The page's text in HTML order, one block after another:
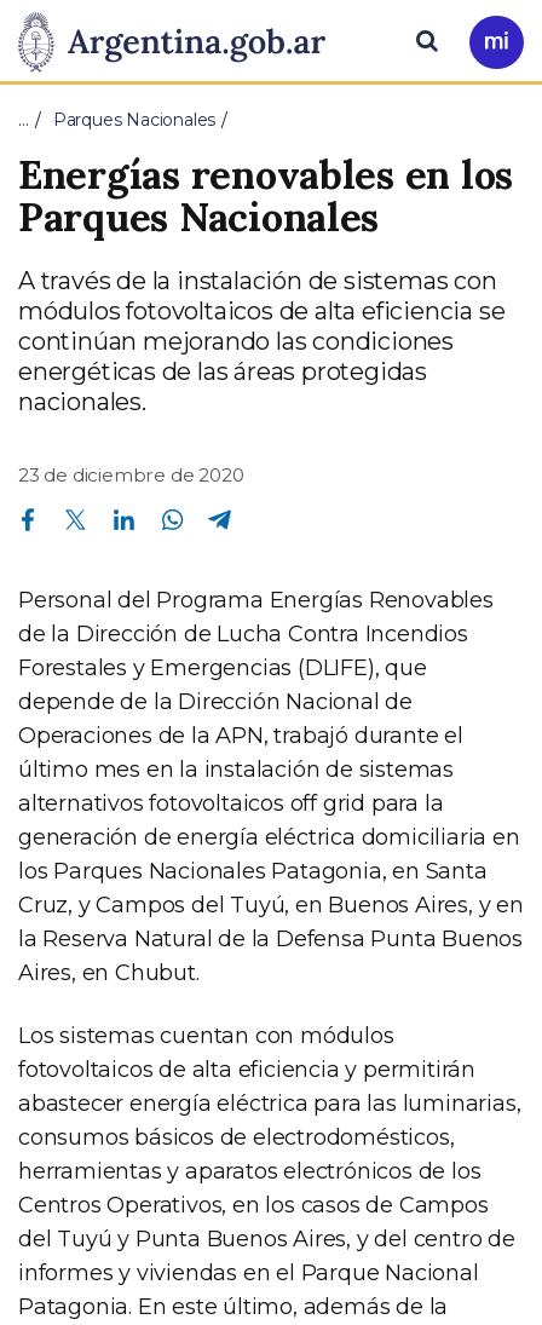
Presidencia
de
la
Nación
Pasar al contenido principal
Ir
a
Buscar
… Parques Nacionales
Energías renovables en los
Parques Nacionales
A través de la instalación de sistemas con
módulos fotovoltaicos de alta eficiencia se
continúan mejorando las condiciones
energéticas de las áreas protegidas
nacionales.
23 de diciembre de 2020
Compartir en Facebook Compartir en Twitter Compartir en Linkedin Compartir en Whatsapp
Personal del Programa Energías Renovables
de la Dirección de Lucha Contra Incendios
Forestales y Emergencias (DLIFE), que
depende de la Dirección Nacional de
Operaciones de la APN, trabajó durante el
último mes en la instalación de sistemas
alternativos fotovoltaicos off grid para la
generación de energía eléctrica domiciliaria en
los Parques Nacionales Patagonia, en Santa
Cruz, y Campos del Tuyú, en Buenos Aires, y en
la Reserva Natural de la Defensa Punta Buenos
Aires, en Chubut.
Los sistemas cuentan con módulos
fotovoltaicos de alta eficiencia y permitirán
abastecer energía eléctrica para las luminarias,
consumos básicos de electrodomésticos,
herramientas y aparatos electrónicos de los
Centros Operativos, en los casos de Campos
del Tuyú y Punta Buenos Aires, y del centro de
informes y viviendas en el Parque Nacional
Patagonia. En este último, además de la